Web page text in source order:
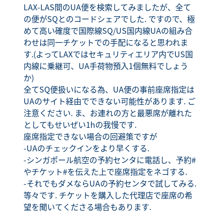
LAX-LAS間のUA便を検索してみましたが、全て
の便がSQとのコードシェアでした. ですので、極
めて高い確度で国際線SQ/US国内線UAの組み合
わせは同一チケットでの手配になると思われま
す.(よってLAXではセキュリティエリア内でUS国
内線に乗継可、UA手荷物預入1個無料でしょう
か)
全てSQ便扱いになる為、UA便の事前座席指定は
UAのサイト経由でできない可能性があります. ご
注意ください. ま、お連れの方と最悪席が離れた
としてもせいぜい1hの我慢です.
座席指定できない場合の回避策ですが
-UAのチェックインをより早くする.
-シンガポール航空の予約センタに電話し、予約#
やチケット#を伝えた上で座席指定をネゴする.
-それでもダメならUAの予約センタで試してみる.
等々です. チケットを購入した代理店で座席の希
望を聞いてくださる場合もあります.